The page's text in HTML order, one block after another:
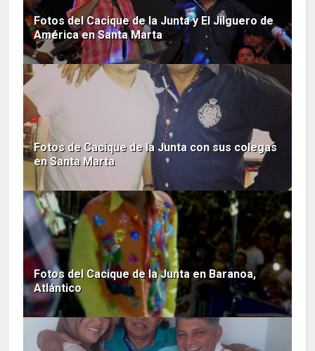
Fotos del Cacique de la Junta y El Jilguero de
América en Santa Marta
Fotos de Cacique de la Junta con sus colegas
en Santa Marta
Fotos del Cacique de la Junta en Baranoa,
Atlántico